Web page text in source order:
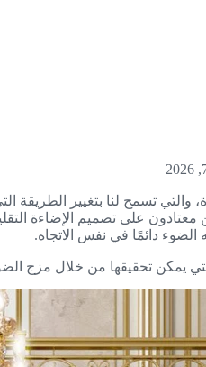
تسمح لنا بتغيير الطريقة
على تصميم الإضاءة
الضوء دائمًا في نفس الاتجاه.
والتي يمكن تحقيقها من خلال